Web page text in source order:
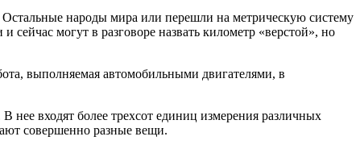
народы мира или перешли на метрическую систему
сейчас могут в разговоре назвать километр «верстой», но
выполняемая автомобильными двигателями, в
входят более трехсот единиц измерения различных
совершенно разные вещи.